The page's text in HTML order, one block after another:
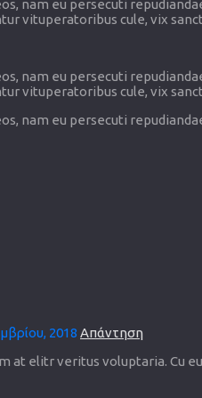
nam eu persecuti
vituperatoribus cule, vix
nam eu persecuti
vituperatoribus cule, vix
nam eu persecuti
2018 Απάντηση
at elitr veritus voluptaria. Cu